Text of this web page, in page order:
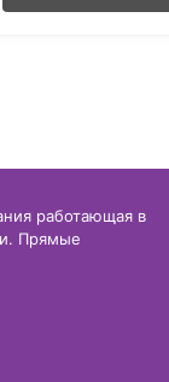
работающая в
Прямые